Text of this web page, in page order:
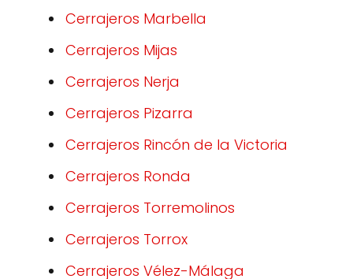
Cerrajeros Marbella
Cerrajeros Mijas
Cerrajeros Nerja
Cerrajeros Pizarra
Cerrajeros Rincón de la Victoria
Cerrajeros Ronda
Cerrajeros Torremolinos
Cerrajeros Torrox
Cerrajeros Vélez-Málaga